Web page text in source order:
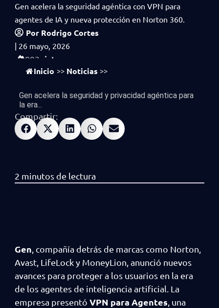
Gen acelera la seguridad agéntica con VPN para
agentes de IA y nueva protección en Norton 360.
Por Rodrigo Cortes
| 26 mayo, 2026
993 vistas
Inicio >> Noticias >>
Gen acelera la seguridad y privacidad agéntica para
la era...
Compartir:
Gen , compañía detrás de marcas como Norton,
Avast, LifeLock y MoneyLion, anunció nuevos
avances para proteger a los usuarios en la era
de los agentes de inteligencia artificial. La
empresa presentó VPN para Agentes , una